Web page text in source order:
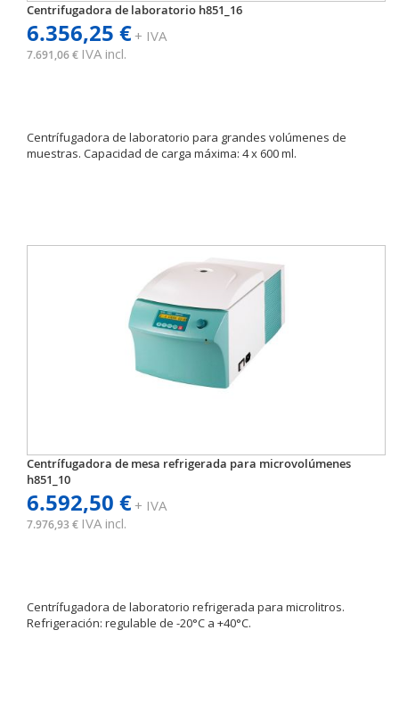
Centrifugadora de laboratorio h851_16
6.356,25 €+ IVA
7.691,06 € IVA incl.
Centrífugadora de laboratorio para grandes volúmenes de
muestras. Capacidad de carga máxima: 4 x 600 ml.
Centrífugadora de mesa refrigerada para microvolúmenes
h851_10
6.592,50 €+ IVA
7.976,93 € IVA incl.
Centrífugadora de laboratorio refrigerada para microlitros.
Refrigeración: regulable de -20°C a +40°C.